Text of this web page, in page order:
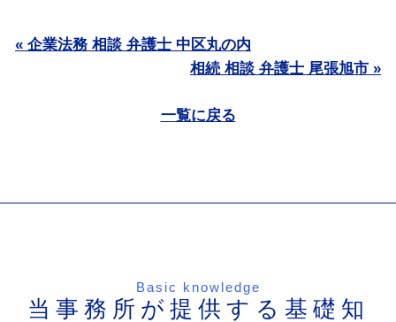
« 企業法務 相談 弁護士 中区丸の内
相続 相談 弁護士 尾張旭市 »
一覧に戻る
Basic knowledge
当事務所が提供する基礎知